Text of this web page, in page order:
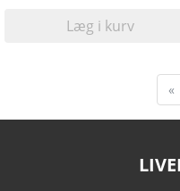
Læg i kurv
«